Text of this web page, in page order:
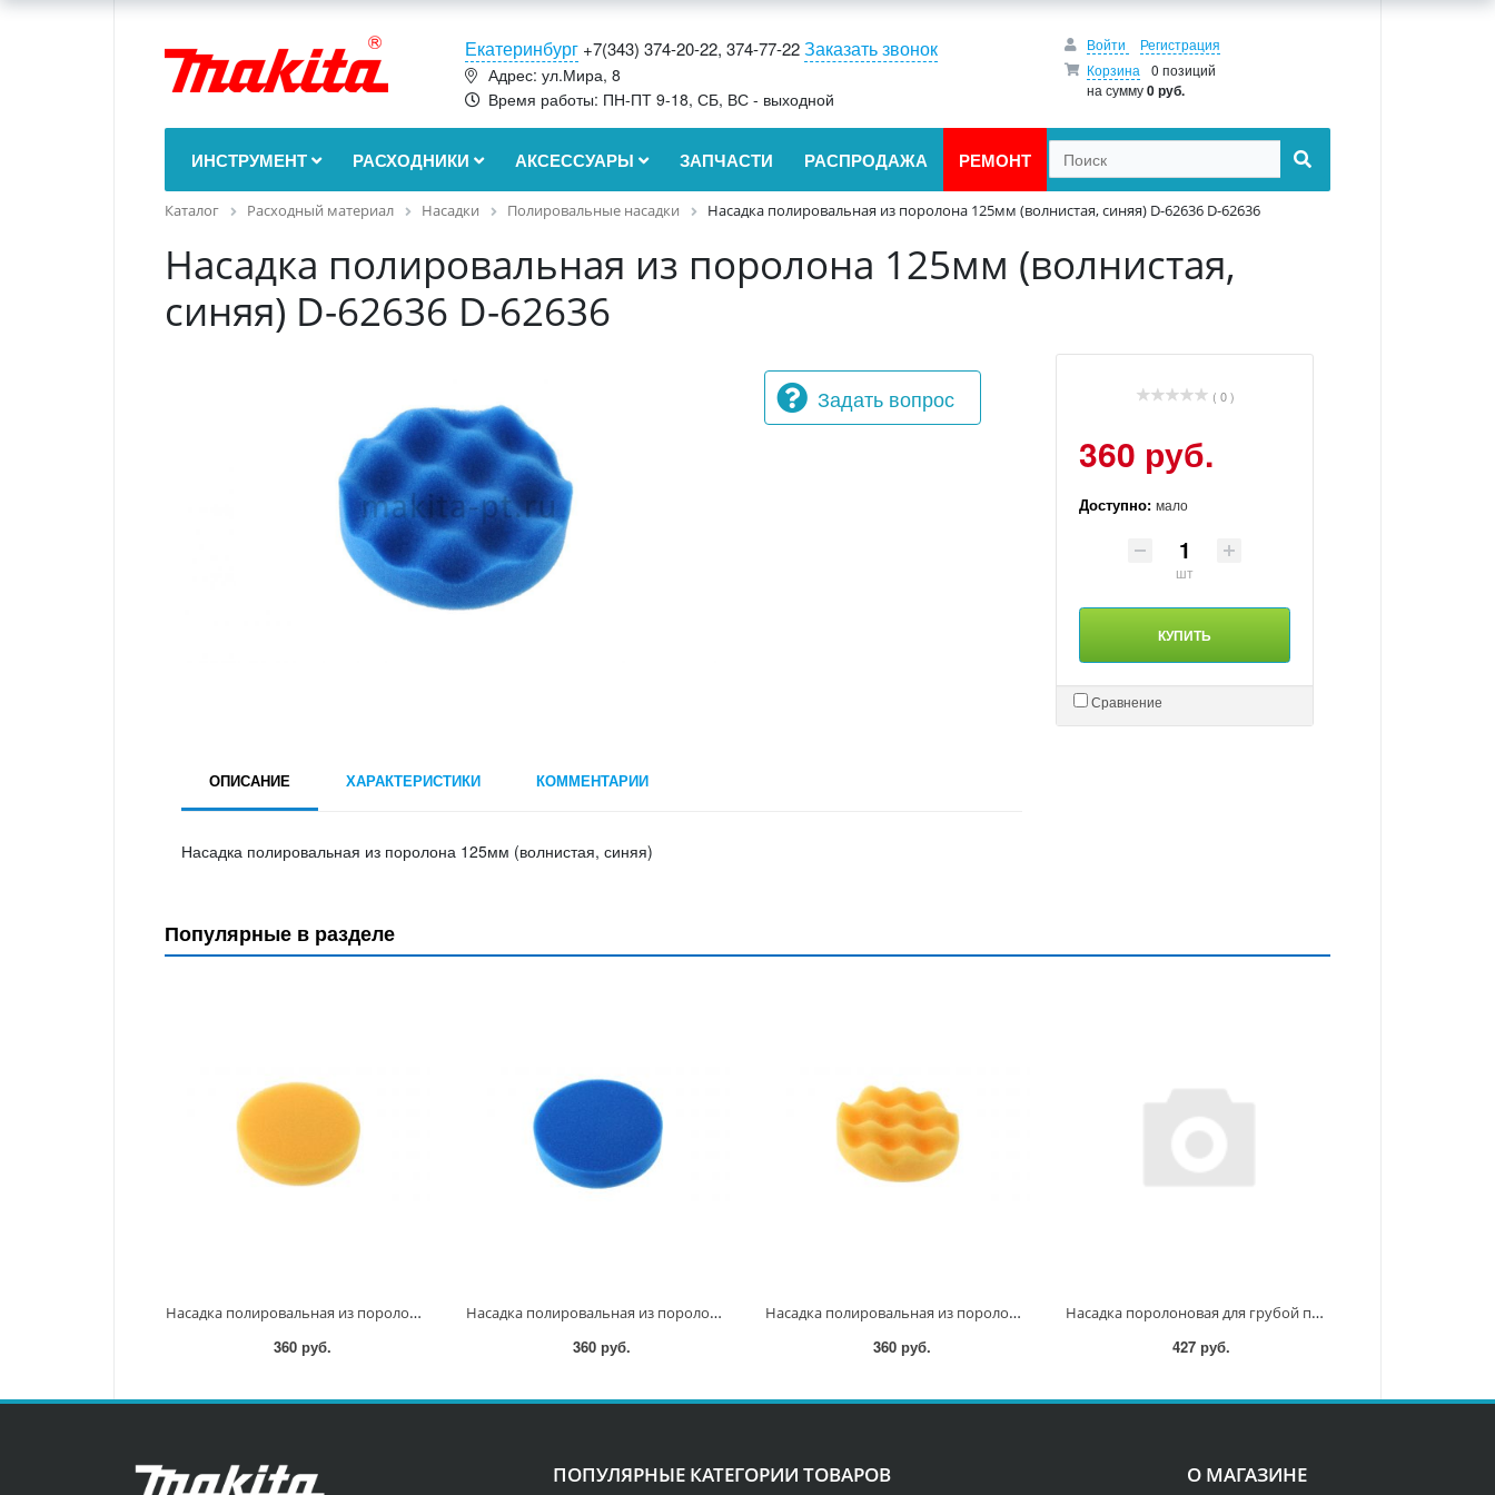
Екатеринбург +7(343) 374-20-22, 374-77-22 Заказать звонок
Адрес: ул.Мира, 8
Время работы: ПН-ПТ 9-18, СБ, ВС - выходной
Войти
Регистрация
Корзина
0 позиций
на сумму0 руб.
ИНСТРУМЕНТ РАСХОДНИКИ АКСЕССУАРЫ ЗАПЧАСТИ РАСПРОДАЖА РЕМОНТ
Каталог Расходный материал Насадки Полировальные насадки Насадка полировальная из поролона 125мм (волнистая, синяя) D-62636 D-62636
Насадка полировальная из поролона 125мм (волнистая,
синяя) D-62636 D-62636
Задать вопрос ( 0 )
360 руб.
Доступно: мало
шт
КУПИТЬ
Сравнение
ОПИСАНИЕ ХАРАКТЕРИСТИКИ КОММЕНТАРИИ
Насадка полировальная из поролона 125мм (волнистая, синяя)
Популярные в разделе
Насадка полировальная из поролона 125мм (оранжевая) D-62511 D-62511
360 руб.
Насадка полировальная из поролона 125мм (синяя) D-62549 D-62549
360 руб.
Насадка полировальная из поролона 125мм (волнистая, оранжевая ) D-62608 D-62608
360 руб.
Насадка поролоновая для грубой полировки (тип волнистый, цвет оранжевый ) 150 мм D-62614 D-62614
427 руб.
ПОПУЛЯРНЫЕ КАТЕГОРИИ ТОВАРОВ О МАГАЗИНЕ